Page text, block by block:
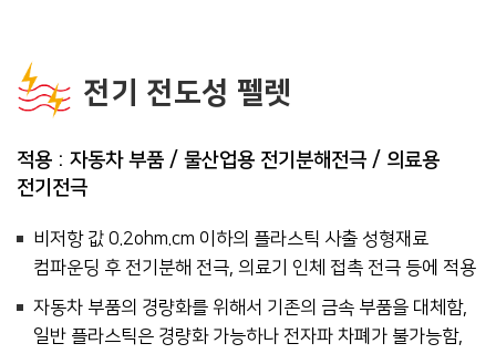
전기 전도성 펠렛
적용 : 자동차 부품 / 물산업용 전기분해전극 / 의료용
전기전극
비저항 값 0.2ohm.cm 이하의 플라스틱 사출 성형재료
컴파운딩 후 전기분해 전극, 의료기 인체 접촉 전극 등에 적용
자동차 부품의 경량화를 위해서 기존의 금속 부품을 대체함,
일반 플라스틱은 경량화 가능하나 전자파 차폐가 불가능함,